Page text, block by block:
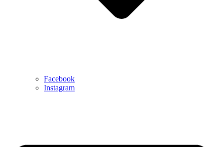
Facebook
Instagram